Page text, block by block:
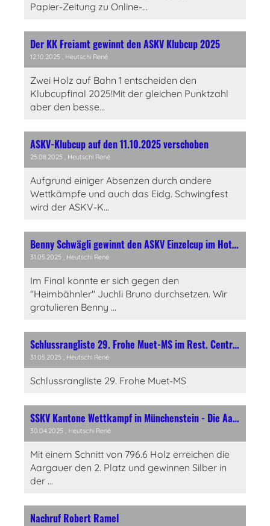
Papier-Zeitung zu Online-...
Der KK Freiamt gewinnt den ASKV Klubcup 2025
12.10.2025 , Heutschi René
Zwei Holz auf Bahn 1 entscheiden den
Klubcupfinal 2025!Mit der gleichen Punktzahl
aber den besse...
ASKV-Klubcup auf den 11.10.2025 verschoben
25.08.2025 , Heutschi René
Aufgrund einiger Absenzen durch andere
Wettkämpfe und auch das Eidg. Schwingfest
wird der ASKV-K...
Benny Schwägli gewinnt den ASKV Einzelcup im Hotel Zwyssighof, Wettingen
31.05.2025 , Heutschi René
Im Final konnte er sich gegen den
"Heimbähnler" Juchli Bruno durchsetzen. Wir
gratulieren Benny ...
Schlussrangliste 29. Frohe Muet-MS im Rest. Central, Spreitenbach
31.05.2025 , Heutschi René
Schlussrangliste 29. Frohe Muet-MS
SSKV Kantone Wettkampf in Münchenstein - Die Aargauer erreichen den 2. Rang und steigen in die Kat. A auf
30.04.2025 , Heutschi René
Mit einem Schnitt von 796.6 Holz erreichen die
Aargauer den 2. Platz und gewinnen Silber in
der ...
Nachruf Robert Ramel